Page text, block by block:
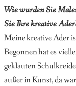
Wie wurden Sie
Sie Ihre kreative
Meine kreative Ader
Begonnen hat es
geklauten
außer inKunst, da